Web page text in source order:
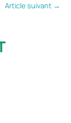
Article suivant →